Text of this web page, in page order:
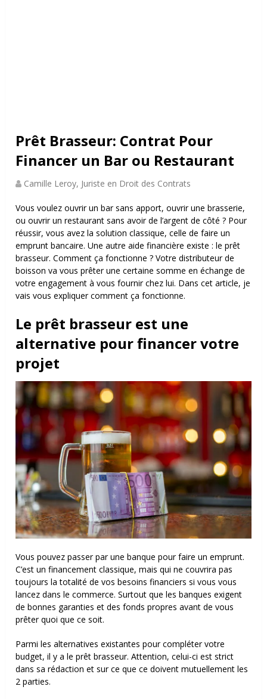
Prêt Brasseur: Contrat Pour
Financer un Bar ou Restaurant
Camille Leroy, Juriste en Droit des Contrats
Vous voulezouvrir un bar sans apport, ouvrir une brasserie,
ou ouvrir un restaurant sans avoir de l’argent de côté ? Pour
réussir, vous avez la solution classique, celle de faire un
emprunt bancaire. Une autre aide financière existe :le prêt
brasseur.Comment ça fonctionne ? Votre distributeur de
boisson va vous prêter une certaine somme en échange de
votre engagement à vous fournir chez lui. Dans cet article, je
vais vous expliquer comment ça fonctionne.
Le prêt brasseur est une
alternative pour financer votre
projet
Vous pouvez passer par une banque pour faire un emprunt.
C’est un financement classique, mais qui ne couvrira pas
toujours la totalité de vos besoins financiers si vous vous
lancez dans le commerce. Surtout que les banques exigent
de bonnes garanties et des fonds propres avant de vous
prêter quoi que ce soit.
Parmi les alternatives existantes pour compléter votre
budget, il y a le prêt brasseur. Attention, celui-ci est strict
dans sa rédaction et sur ce que ce doivent mutuellement les
2 parties.